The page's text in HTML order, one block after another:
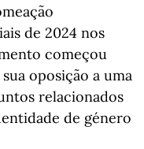
de 2024 nos
começou
oposição a uma
relacionados
de género